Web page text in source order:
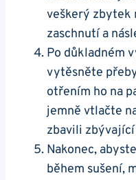
veškerý ⁣zbytek
‍zaschnutí⁣ a
Po důkladném
vytěsněte
otřením ho ⁤na⁢
jemně vtlačte
zbavili
Nakonec,
během sušení,